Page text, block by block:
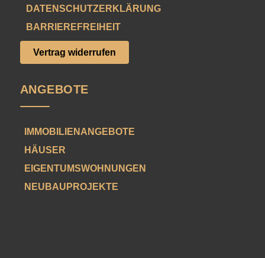
DATENSCHUTZERKLÄRUNG
BARRIEREFREIHEIT
Vertrag widerrufen
ANGEBOTE
IMMOBILIENANGEBOTE
HÄUSER
EIGENTUMSWOHNUNGEN
NEUBAUPROJEKTE